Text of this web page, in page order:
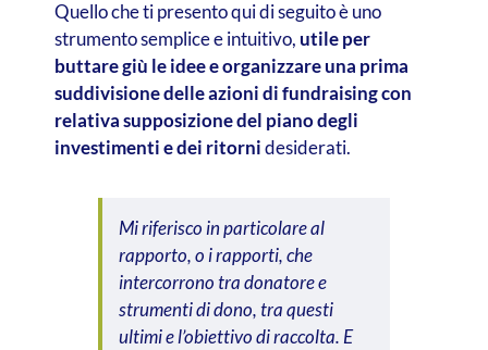
Quello che ti presento qui di seguito è uno
strumento semplice e intuitivo, utile per
buttare giù le idee e organizzare una prima
suddivisione delle azioni di fundraising con
relativa supposizione del piano degli
investimenti e dei ritornidesiderati.
Mi riferisco in particolare al
rapporto, o i rapporti, che
intercorrono tra donatore e
strumenti di dono, tra questi
ultimi e l’obiettivo di raccolta. E